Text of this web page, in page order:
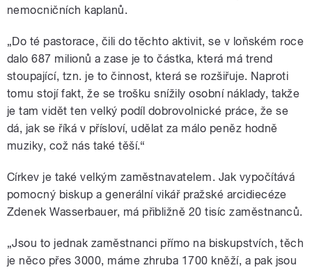
nemocničních kaplanů.
„Do té pastorace, čili do těchto aktivit, se v loňském roce
dalo 687 milionů a zase je to částka, která má trend
stoupající, tzn. je to činnost, která se rozšiřuje. Naproti
tomu stojí fakt, že se trošku snížily osobní náklady, takže
je tam vidět ten velký podíl dobrovolnické práce, že se
dá, jak se říká v přísloví, udělat za málo peněz hodně
muziky, což nás také těší.“
Církev je také velkým zaměstnavatelem. Jak vypočítává
pomocný biskup a generální vikář pražské arcidiecéze
Zdenek Wasserbauer, má přibližně 20 tisíc zaměstnanců.
„Jsou to jednak zaměstnanci přímo na biskupstvích, těch
je něco přes 3000, máme zhruba 1700 kněží, a pak jsou